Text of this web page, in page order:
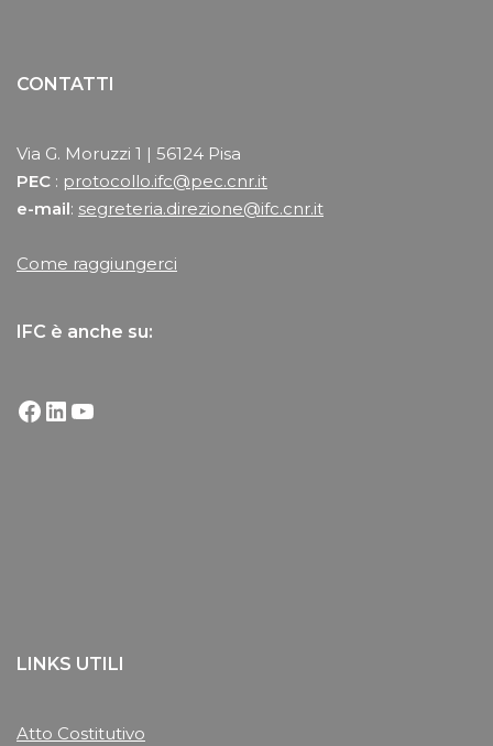
CONTATTI
Via G. Moruzzi 1 | 56124 Pisa
PEC : protocollo.ifc@pec.cnr.it
e-mail: segreteria.direzione@ifc.cnr.it
Come raggiungerci
IFC è anche su:
LINKS UTILI
Atto Costitutivo